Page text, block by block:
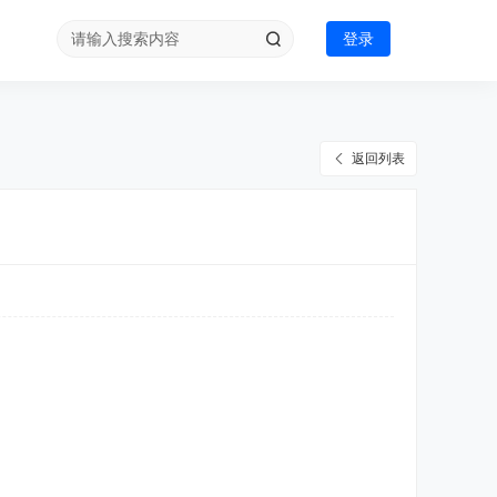
登录
返回列表